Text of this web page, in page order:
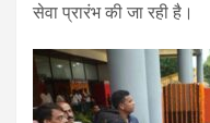
सेवा प्रारंभ की जा रही है।